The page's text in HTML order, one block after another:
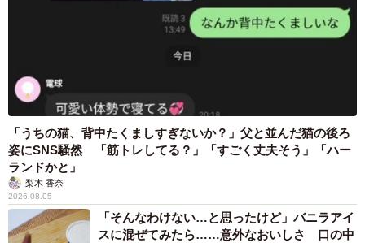
「うちの猫、背中たくましすぎないか？」父と並んだ猫の後ろ
姿にSNS騒然 「筋トレしてる？」「すごく丈夫そう」「ハー
ランドかと」
梨木 香奈
2026.08.05
「そんなわけない…と思ったけど」バニラアイ
スに混ぜてみたら……意外なおいしさ 口の中